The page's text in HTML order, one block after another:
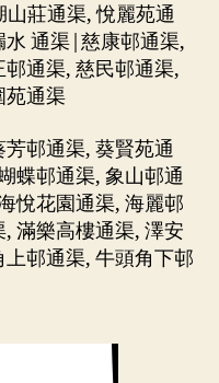
莊通渠, 悅麗苑通
水 通渠|慈康邨通渠,
通渠, 慈民邨通渠,
苑通渠
邨通渠, 葵賢苑通
蝶邨通渠, 象山邨通
悅花園通渠, 海麗邨
滿樂高樓通渠, 澤安
邨通渠, 牛頭角下邨